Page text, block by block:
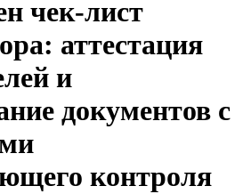
чек-лист
аттестация
и
документов с
контроля